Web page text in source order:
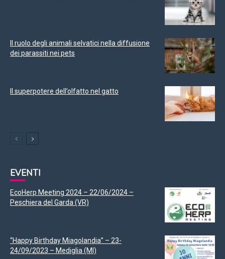
Il ruolo degli animali selvatici nella diffusione
dei parassiti nei pets
Il superpotere dell’olfatto nel gatto
EVENTI
EcoHerp Meeting 2024 – 22/06/2024 –
Peschiera del Garda (VR)
“Happy Birthday Miagolandia” – 23-
24/09/2023 – Mediglia (MI)